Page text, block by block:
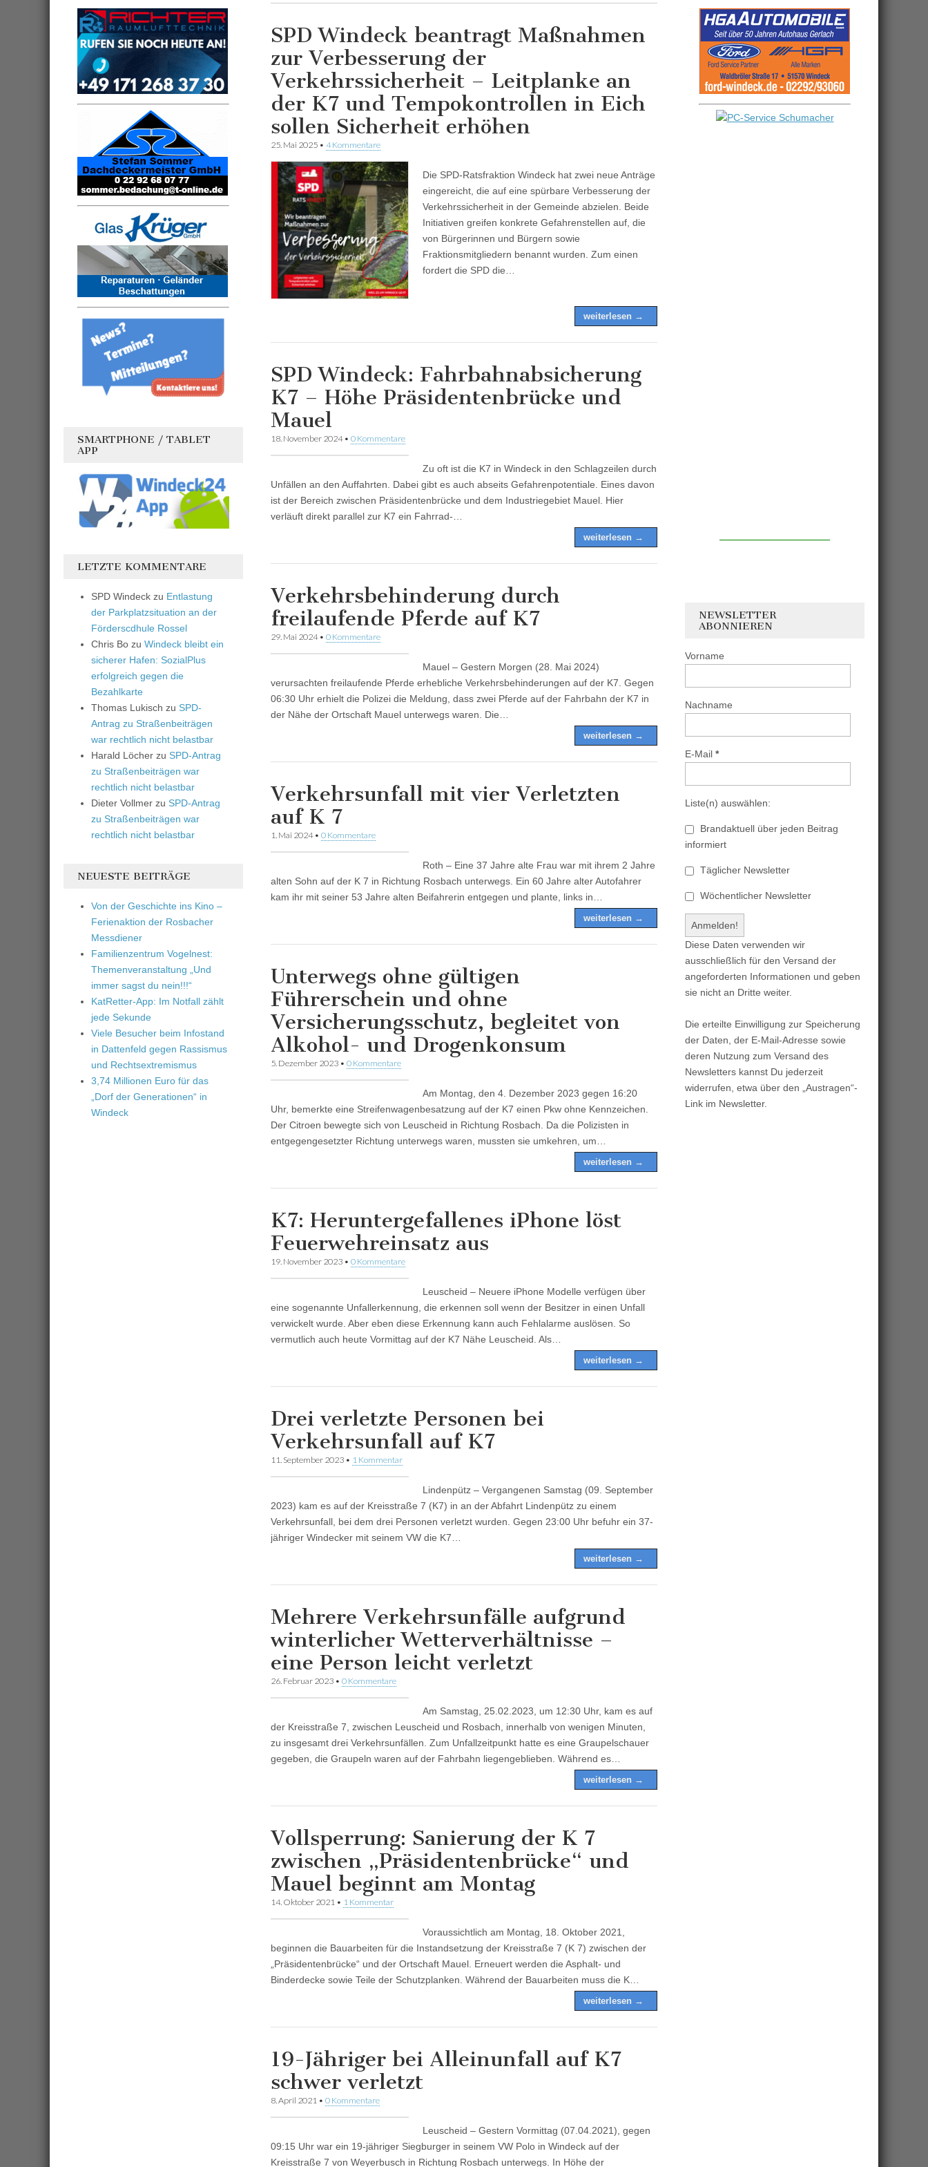
SPD Windeck beantragt Maßnahmen
zur Verbesserung der
Verkehrssicherheit – Leitplanke an
der K7 und Tempokontrollen in Eich
sollen Sicherheit erhöhen
25. Mai 2025 • 4 Kommentare
Die SPD-Ratsfraktion Windeck hat zwei neue Anträge
eingereicht, die auf eine spürbare Verbesserung der
Verkehrssicherheit in der Gemeinde abzielen. Beide
Initiativen greifen konkrete Gefahrenstellen auf, die
von Bürgerinnen und Bürgern sowie
Fraktionsmitgliedern benannt wurden. Zum einen
fordert die SPD die…
weiterlesen →
SPD Windeck: Fahrbahnabsicherung
K7 – Höhe Präsidentenbrücke und
Mauel
18. November 2024• 0 Kommentare
Zu oft ist die K7 in Windeck in den Schlagzeilen durch
Unfällen an den Auffahrten. Dabei gibt es auch abseits Gefahrenpotentiale. Eines davon
ist der Bereich zwischen Präsidentenbrücke und dem Industriegebiet Mauel. Hier
verläuft direkt parallel zur K7 ein Fahrrad-…
weiterlesen →
Verkehrsbehinderung durch
freilaufende Pferde auf K7
29. Mai 2024• 0 Kommentare
Mauel – Gestern Morgen (28. Mai 2024)
verursachten freilaufende Pferde erhebliche Verkehrsbehinderungen auf der K7. Gegen
06:30 Uhr erhielt die Polizei die Meldung, dass zwei Pferde auf der Fahrbahn der K7 in
der Nähe der Ortschaft Mauel unterwegs waren. Die…
weiterlesen →
Verkehrsunfall mit vier Verletzten
auf K 7
1. Mai 2024• 0 Kommentare
Roth – Eine 37 Jahre alte Frau war mit ihrem 2 Jahre
alten Sohn auf der K 7 in Richtung Rosbach unterwegs. Ein 60 Jahre alter Autofahrer
kam ihr mit seiner 53 Jahre alten Beifahrerin entgegen und plante, links in…
weiterlesen →
Unterwegs ohne gültigen
Führerschein und ohne
Versicherungsschutz, begleitet von
Alkohol- und Drogenkonsum
5. Dezember 2023 • 0 Kommentare
Am Montag, den 4. Dezember 2023 gegen 16:20
Uhr, bemerkte eine Streifenwagenbesatzung auf der K7 einen Pkw ohne Kennzeichen.
Der Citroen bewegte sich von Leuscheid in Richtung Rosbach. Da die Polizisten in
entgegengesetzter Richtung unterwegs waren, mussten sie umkehren, um…
weiterlesen →
K7: Heruntergefallenes iPhone löst
Feuerwehreinsatz aus
19. November 2023 • 0 Kommentare
Leuscheid – Neuere iPhone Modelle verfügen über
eine sogenannte Unfallerkennung, die erkennen soll wenn der Besitzer in einen Unfall
verwickelt wurde. Aber eben diese Erkennung kann auch Fehlalarme auslösen. So
vermutlich auch heute Vormittag auf der K7 Nähe Leuscheid. Als…
weiterlesen →
Drei verletzte Personen bei
Verkehrsunfall auf K7
11. September 2023 • 1 Kommentar
Lindenpütz – Vergangenen Samstag (09. September
2023) kam es auf der Kreisstraße 7 (K7) in an der Abfahrt Lindenpütz zu einem
Verkehrsunfall, bei dem drei Personen verletzt wurden. Gegen 23:00 Uhr befuhr ein 37-
jähriger Windecker mit seinem VW die K7…
weiterlesen →
Mehrere Verkehrsunfälle aufgrund
winterlicher Wetterverhältnisse –
eine Person leicht verletzt
26. Februar 2023 • 0 Kommentare
Am Samstag, 25.02.2023, um 12:30 Uhr, kam es auf
der Kreisstraße 7, zwischen Leuscheid und Rosbach, innerhalb von wenigen Minuten,
zu insgesamt drei Verkehrsunfällen. Zum Unfallzeitpunkt hatte es eine Graupelschauer
gegeben, die Graupeln waren auf der Fahrbahn liegengeblieben. Während es…
weiterlesen →
Vollsperrung: Sanierung der K 7
zwischen „Präsidentenbrücke“ und
Mauel beginnt am Montag
14. Oktober 2021 • 1 Kommentar
Voraussichtlich am Montag, 18. Oktober 2021,
beginnen die Bauarbeiten für die Instandsetzung der Kreisstraße 7 (K 7) zwischen der
„Präsidentenbrücke“ und der Ortschaft Mauel. Erneuert werden die Asphalt- und
Binderdecke sowie Teile der Schutzplanken. Während der Bauarbeiten muss die K…
weiterlesen →
19-Jähriger bei Alleinunfall auf K7
schwer verletzt
8. April 2021 • 0 Kommentare
Leuscheid – Gestern Vormittag (07.04.2021), gegen
09:15 Uhr war ein 19-jähriger Siegburger in seinem VW Polo in Windeck auf der
Kreisstraße 7 von Weyerbusch in Richtung Rosbach unterwegs. In Höhe der
SMARTPHONE / TABLET
APP
LETZTE KOMMENTARE
SPD Windeck zu Entlastung
der Parkplatzsituation an der
Förderscdhule Rossel
Chris Bo zu Windeck bleibt ein
sicherer Hafen: SozialPlus
erfolgreich gegen die
Bezahlkarte
Thomas Lukisch zu SPD-
Antrag zu Straßenbeiträgen
war rechtlich nicht belastbar
Harald Löcher zu SPD-Antrag
zu Straßenbeiträgen war
rechtlich nicht belastbar
Dieter Vollmer zu SPD-Antrag
zu Straßenbeiträgen war
rechtlich nicht belastbar
NEUESTE BEITRÄGE
Von der Geschichte ins Kino –
Ferienaktion der Rosbacher
Messdiener
Familienzentrum Vogelnest:
Themenveranstaltung „Und
immer sagst du nein!!!“
KatRetter-App: Im Notfall zählt
jede Sekunde
Viele Besucher beim Infostand
in Dattenfeld gegen Rassismus
und Rechtsextremismus
3,74 Millionen Euro für das
„Dorf der Generationen“ in
Windeck
NEWSLETTER
ABONNIEREN
Vorname
Nachname
E-Mail *
Liste(n) auswählen:
Brandaktuell über jeden Beitrag
informiert
Täglicher Newsletter
Wöchentlicher Newsletter
Diese Daten verwenden wir
ausschließlich für den Versand der
angeforderten Informationen und geben
sie nicht an Dritte weiter.
Die erteilte Einwilligung zur Speicherung
der Daten, der E-Mail-Adresse sowie
deren Nutzung zum Versand des
Newsletters kannst Du jederzeit
widerrufen, etwa über den „Austragen“-
Link im Newsletter.